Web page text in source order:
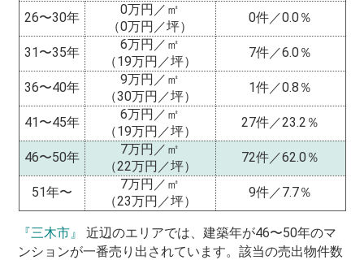
26〜30年
0万円／㎡
（0万円／坪）
0件／0.0％
31〜35年
6万円／㎡
（19万円／坪）
7件／6.0％
36〜40年
9万円／㎡
（30万円／坪）
1件／0.8％
41〜45年
6万円／㎡
（19万円／坪）
27件／23.2％
46〜50年
7万円／㎡
（22万円／坪）
72件／62.0％
51年〜
7万円／㎡
（23万円／坪）
9件／7.7％
『三木市』
近辺のエリアでは、建築年が46〜50年のマ
ンションが一番売り出されています。該当の売出物件数